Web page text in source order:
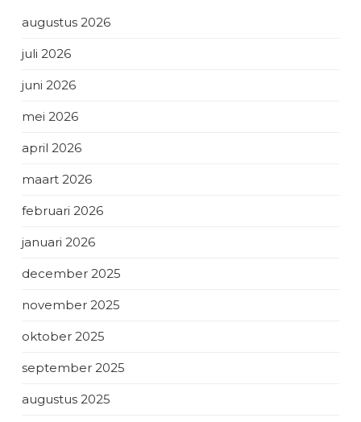
augustus 2026
juli 2026
juni 2026
mei 2026
april 2026
maart 2026
februari 2026
januari 2026
december 2025
november 2025
oktober 2025
september 2025
augustus 2025